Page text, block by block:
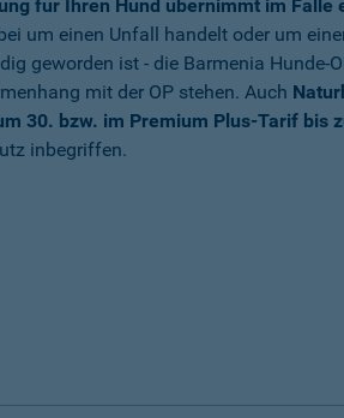
für Ihren Hund übernimmt im Falle
um einen Unfall handelt oder um
geworden ist - die Barmenia Hunde-
mit der OP stehen. Auch
30. bzw. im Premium Plus-Tarif bis
inbegriffen.